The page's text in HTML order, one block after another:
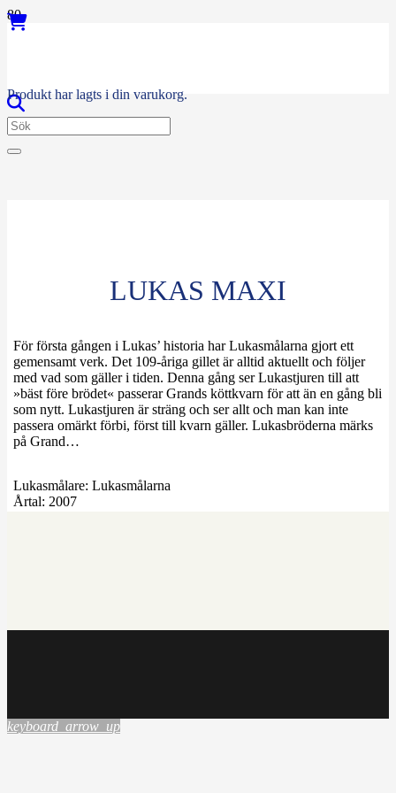
Produkt har lagts i din varukorg.
LUKAS MAXI
För första gången i Lukas’ historia har Lukasmålarna gjort ett
gemensamt verk. Det 109-åriga gillet är alltid aktuellt och följer
med vad som gäller i tiden. Denna gång ser Lukastjuren till att
»bäst före brödet« passerar Grands köttkvarn för att än en gång bli
som nytt. Lukastjuren är sträng och ser allt och man kan inte
passera omärkt förbi, först till kvarn gäller. Lukasbröderna märks
på Grand…
Lukasmålare: Lukasmålarna
Årtal: 2007
keyboard_arrow_up